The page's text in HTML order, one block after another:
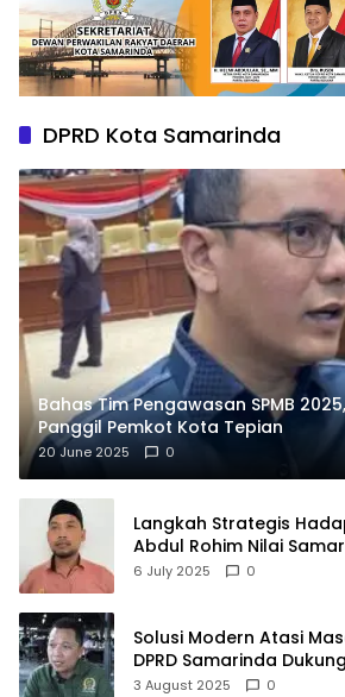
DPRD Kota Samarinda
Bahas Tim Pengawasan SPMB
Panggil Pemkot Kota Tepian
20 June 2025 0
Langkah Strategis
Abdul Rohim Nilai
Pusat Logistik Bencana
6 July 2025 0
Solusi Modern Atasi
DPRD Samarinda
PLTSA
3 August 2025 0